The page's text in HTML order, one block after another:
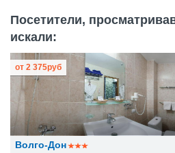
Посетители,
искали:
Волго-Дон
от 2 375руб